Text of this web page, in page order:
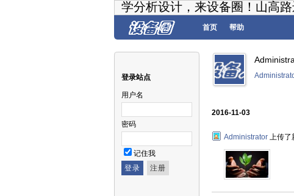
学分析设计，来设备圈！山高
首页 帮助
登录站点
用户名
密码
记住我
2016-11-03
Administrator 上传了